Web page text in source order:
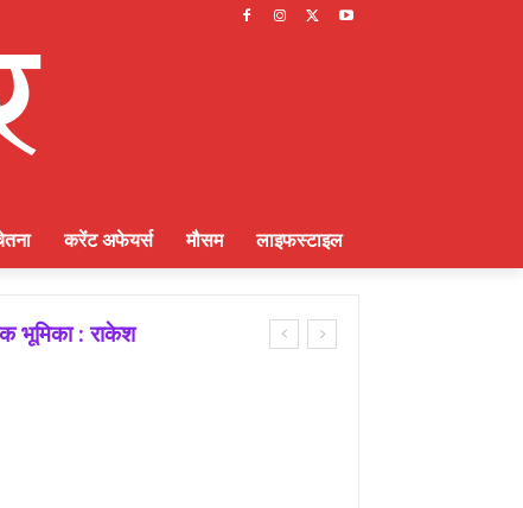
करेंट अफेयर्स मौसम लाइफस्टाइल
भूमिका : राकेश